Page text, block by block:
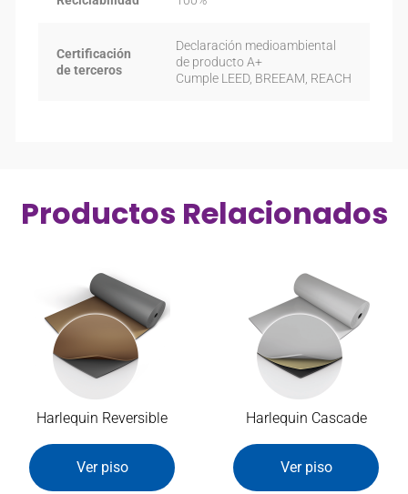
Certificación
de terceros
Declaración medioambiental
de producto A+
Cumple LEED, BREEAM, REACH
Productos Relacionados
Harlequin Reversible
Ver piso
Harlequin Cascade
Ver piso